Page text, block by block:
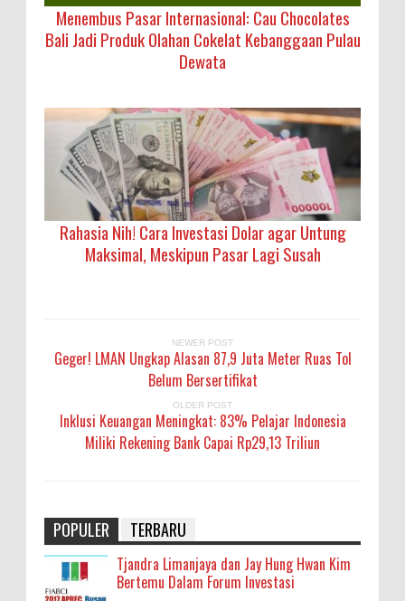
Menembus Pasar Internasional: Cau Chocolates
Bali Jadi Produk Olahan Cokelat Kebanggaan Pulau
Dewata
Rahasia Nih! Cara Investasi Dolar agar Untung
Maksimal, Meskipun Pasar Lagi Susah
NEWER POST
Geger! LMAN Ungkap Alasan 87,9 Juta Meter Ruas Tol
Belum Bersertifikat
OLDER POST
Inklusi Keuangan Meningkat: 83% Pelajar Indonesia
Miliki Rekening Bank Capai Rp29,13 Triliun
POPULER TERBARU
Tjandra Limanjaya dan Jay Hung Hwan Kim
Bertemu Dalam Forum Investasi